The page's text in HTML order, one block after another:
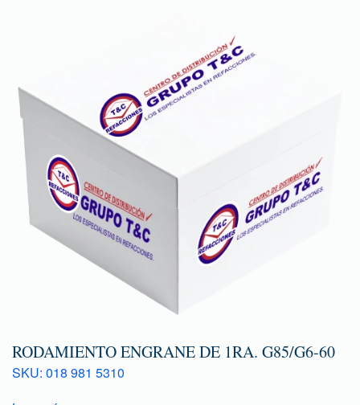
RODAMIENTO ENGRANE DE 1RA. G85/G6-60
SKU: 018 981 5310